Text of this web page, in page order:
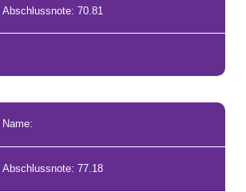
Abschlussnote: 70.81
Name:
Abschlussnote: 77.18